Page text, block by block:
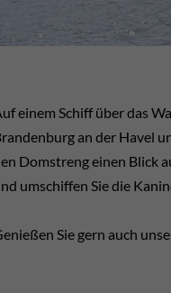
einem Schiff über das
an der Havel
Domstreng einen Blick
umschiffen Sie die
Sie gern auch